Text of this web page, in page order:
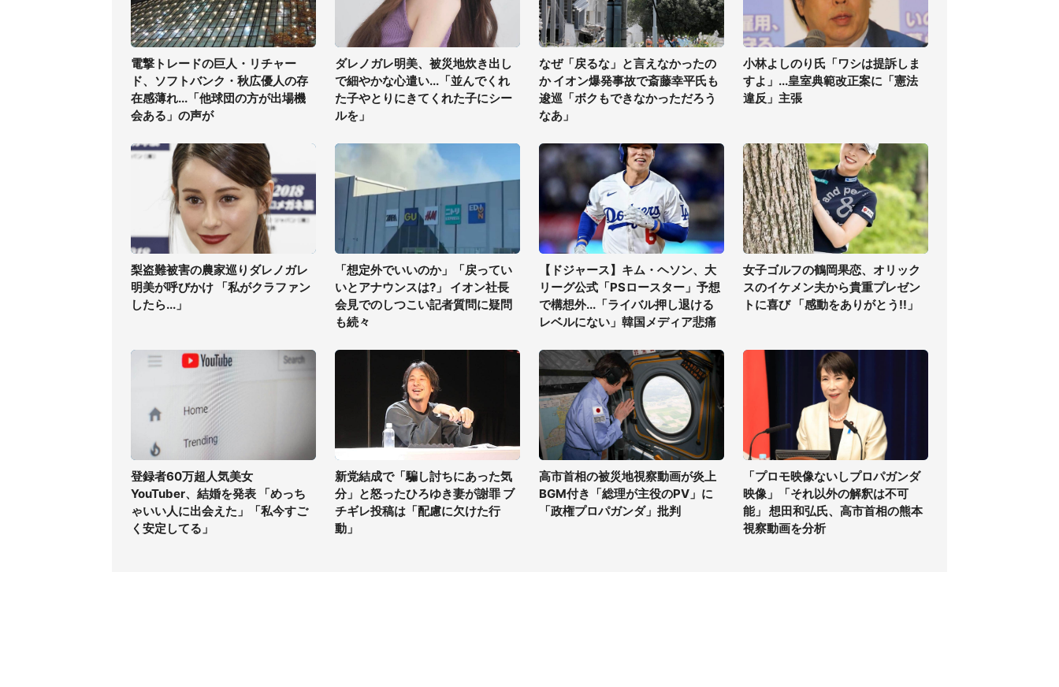
電撃トレードの巨人・リチャー
ド、ソフトバンク・秋広優人の存
在感薄れ...「他球団の方が出場機
会ある」の声が
ダレノガレ明美、被災地炊き出し
で細やかな心遣い...「並んでくれ
た子やとりにきてくれた子にシー
ルを」
なぜ「戻るな」と言えなかったの
か イオン爆発事故で斎藤幸平氏も
逡巡「ボクもできなかっただろう
なあ」
小林よしのり氏「ワシは提訴しま
すよ」...皇室典範改正案に「憲法
違反」主張
梨盗難被害の農家巡りダレノガレ
明美が呼びかけ 「私がクラファン
したら...」
「想定外でいいのか」「戻ってい
いとアナウンスは?」 イオン社長
会見でのしつこい記者質問に疑問
も続々
【ドジャース】キム・ヘソン、大
リーグ公式「PSロースター」予想
で構想外...「ライバル押し退ける
レベルにない」韓国メディア悲痛
女子ゴルフの鶴岡果恋、オリック
スのイケメン夫から貴重プレゼン
トに喜び 「感動をありがとう!!」
登録者60万超人気美女
YouTuber、結婚を発表 「めっち
ゃいい人に出会えた」「私今すご
く安定してる」
新党結成で「騙し討ちにあった気
分」と怒ったひろゆき妻が謝罪 ブ
チギレ投稿は「配慮に欠けた行
動」
高市首相の被災地視察動画が炎上
BGM付き「総理が主役のPV」に
「政権プロパガンダ」批判
「プロモ映像ないしプロパガンダ
映像」「それ以外の解釈は不可
能」 想田和弘氏、高市首相の熊本
視察動画を分析